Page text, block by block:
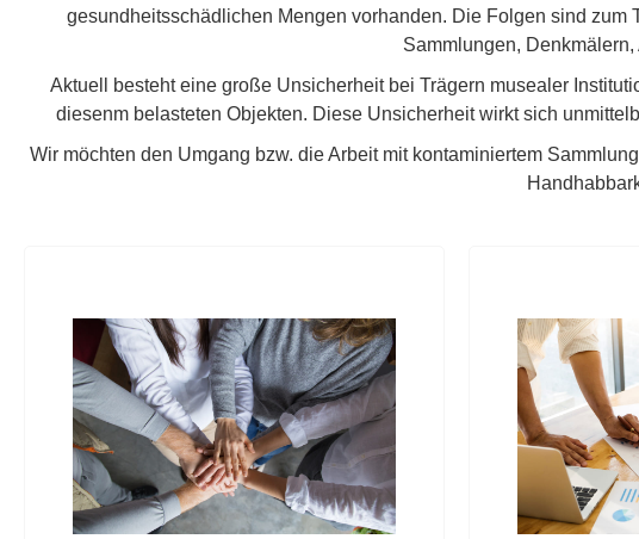
gesundheitsschädlichen Mengen vorhanden. Die Folgen sind zum
Sammlungen,
Aktuell besteht eine große Unsicherheit bei Trägern musealer
diesenm belasteten Objekten. Diese Unsicherheit wirkt sich
Wir möchten den Umgang bzw. die Arbeit mit kontaminiertem